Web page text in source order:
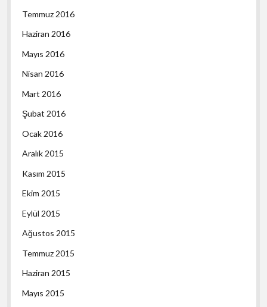
Temmuz 2016
Haziran 2016
Mayıs 2016
Nisan 2016
Mart 2016
Şubat 2016
Ocak 2016
Aralık 2015
Kasım 2015
Ekim 2015
Eylül 2015
Ağustos 2015
Temmuz 2015
Haziran 2015
Mayıs 2015